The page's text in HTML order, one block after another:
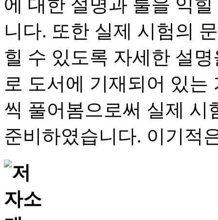
에 대한 설명과 툴을 익
니다. 또한 실제 시험의
힐 수 있도록 자세한 설
로 도서에 기재되어 있는
씩 풀어봄으로써 실제 시
준비하였습니다. 이기적